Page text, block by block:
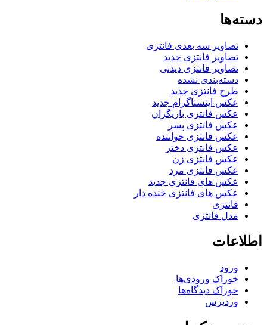
دسته‌ها
تصاویر سه بعدی فانتزی
تصاویر فانتزی جدید
تصاویر فانتزی دیدنی
دسته‌بندی نشده
طرح فانتزی جدید
عکس اینستاگرام جدید
عکس فانتزی بازیگران
عکس فانتزی پسر
عکس فانتزی خواننده
عکس فانتزی دختر
عکس فانتزی زن
عکس فانتزی مرد
عکس های فانتزی جدید
عکس های فانتزی خنده دار
فانتزی
مدل فانتزی
اطلاعات
ورود
خوراک ورودی‌ها
خوراک دیدگاه‌ها
وردپرس